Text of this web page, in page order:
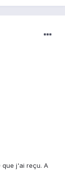
que j'ai reçu. A